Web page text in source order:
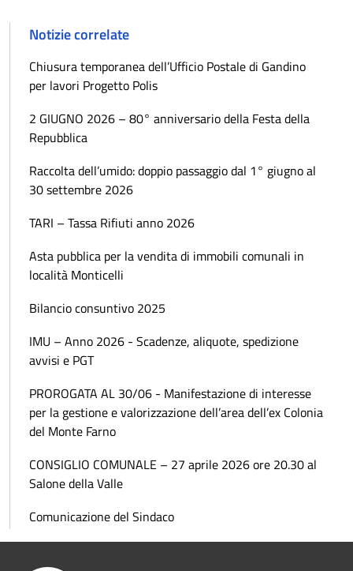
Notizie correlate
Chiusura temporanea dell’Ufficio Postale di Gandino
per lavori Progetto Polis
2 GIUGNO 2026 – 80° anniversario della Festa della
Repubblica
Raccolta dell’umido: doppio passaggio dal 1° giugno al
30 settembre 2026
TARI – Tassa Rifiuti anno 2026
Asta pubblica per la vendita di immobili comunali in
località Monticelli
Bilancio consuntivo 2025
IMU – Anno 2026 - Scadenze, aliquote, spedizione
avvisi e PGT
PROROGATA AL 30/06 - Manifestazione di interesse
per la gestione e valorizzazione dell’area dell’ex Colonia
del Monte Farno
CONSIGLIO COMUNALE – 27 aprile 2026 ore 20.30 al
Salone della Valle
Comunicazione del Sindaco